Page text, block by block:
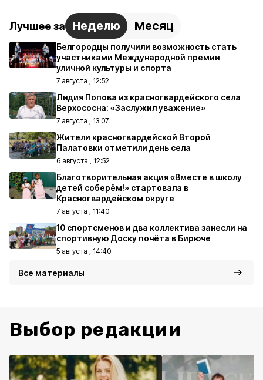
Лучшее за Неделю Месяц
Белгородцы получили возможность стать
участниками Международной премии
уличной культуры и спорта
7 августа , 12:52
Лидия Попова из красногвардейского села
Верхососна: «Заслужил уважение»
7 августа , 13:07
Жители красногвардейской Второй
Палатовки отметили день села
6 августа , 12:52
Благотворительная акция «Вместе в школу
детей соберём!» стартовала в
Красногвардейском округе
7 августа , 11:40
10 спортсменов и два коллектива занесли на
спортивную Доску почёта в Бирюче
5 августа , 14:40
Все материалы
Выбор редакции